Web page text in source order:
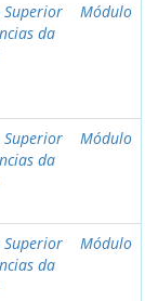
Superior
da
Módulo
Superior
da
Módulo
Superior
da
Módulo